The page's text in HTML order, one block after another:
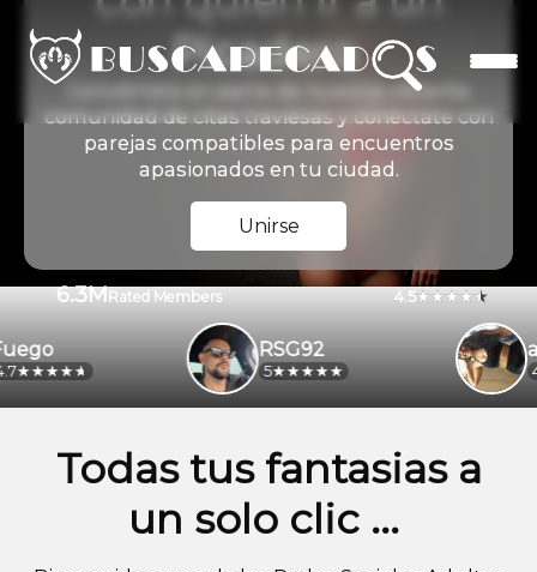
Picadero
Conviértete en parte de nuestra vibrante
comunidad de citas traviesas y conéctate con
parejas compatibles para encuentros
apasionados en tu ciudad.
Unirse
6.3MRated Members 4.5
4.2
RSG92
5
Todas tus fantasias a
un solo clic ...